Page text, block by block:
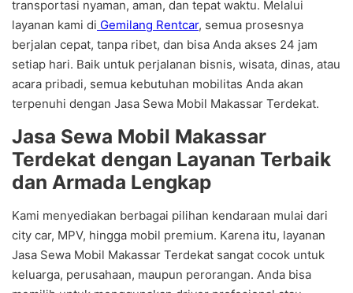
transportasi nyaman, aman, dan tepat waktu. Melalui
layanan kami di Gemilang Rentcar, semua prosesnya
berjalan cepat, tanpa ribet, dan bisa Anda akses 24 jam
setiap hari. Baik untuk perjalanan bisnis, wisata, dinas, atau
acara pribadi, semua kebutuhan mobilitas Anda akan
terpenuhi dengan Jasa Sewa Mobil Makassar Terdekat.
Jasa Sewa Mobil Makassar
Terdekat dengan Layanan Terbaik
dan Armada Lengkap
Kami menyediakan berbagai pilihan kendaraan mulai dari
city car, MPV, hingga mobil premium. Karena itu, layanan
Jasa Sewa Mobil Makassar Terdekat sangat cocok untuk
keluarga, perusahaan, maupun perorangan. Anda bisa